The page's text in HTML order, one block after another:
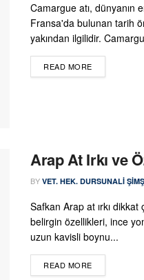
Camargue atı, dünyanın
Fransa'da bulunan tarih
yakından ilgilidir.
READ MOREDETAILS
Arap At Irkı ve
BY VET. HEK. DURSUNALI
Safkan Arap at ırkı dikkat
belirgin özellikleri, ince
uzun kavisli boynu...
READ MOREDETAILS